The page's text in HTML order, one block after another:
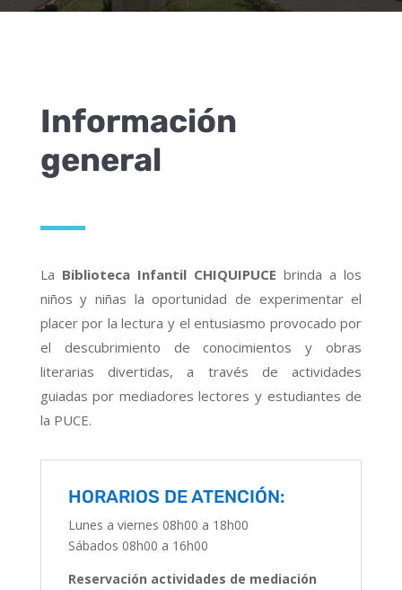
Información
general
La Biblioteca Infantil CHIQUIPUCE brinda a los
niños y niñas la oportunidad de experimentar el
placer por la lectura y el entusiasmo provocado por
el descubrimiento de conocimientos y obras
literarias divertidas, a través de actividades
guiadas por mediadores lectores y estudiantes de
la PUCE.
HORARIOS DE ATENCIÓN:
Lunes a viernes 08h00 a 18h00
Sábados 08h00 a 16h00
Reservación actividades de mediación